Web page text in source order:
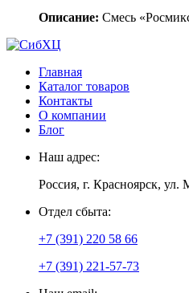
Описание: Смесь
Главная
Каталог товаров
Контакты
О компании
Блог
Наш адрес:
Россия, г. Красноярск, ул.
Отдел сбыта:
+7 (391) 220 58 66
+7 (391) 221-57-73